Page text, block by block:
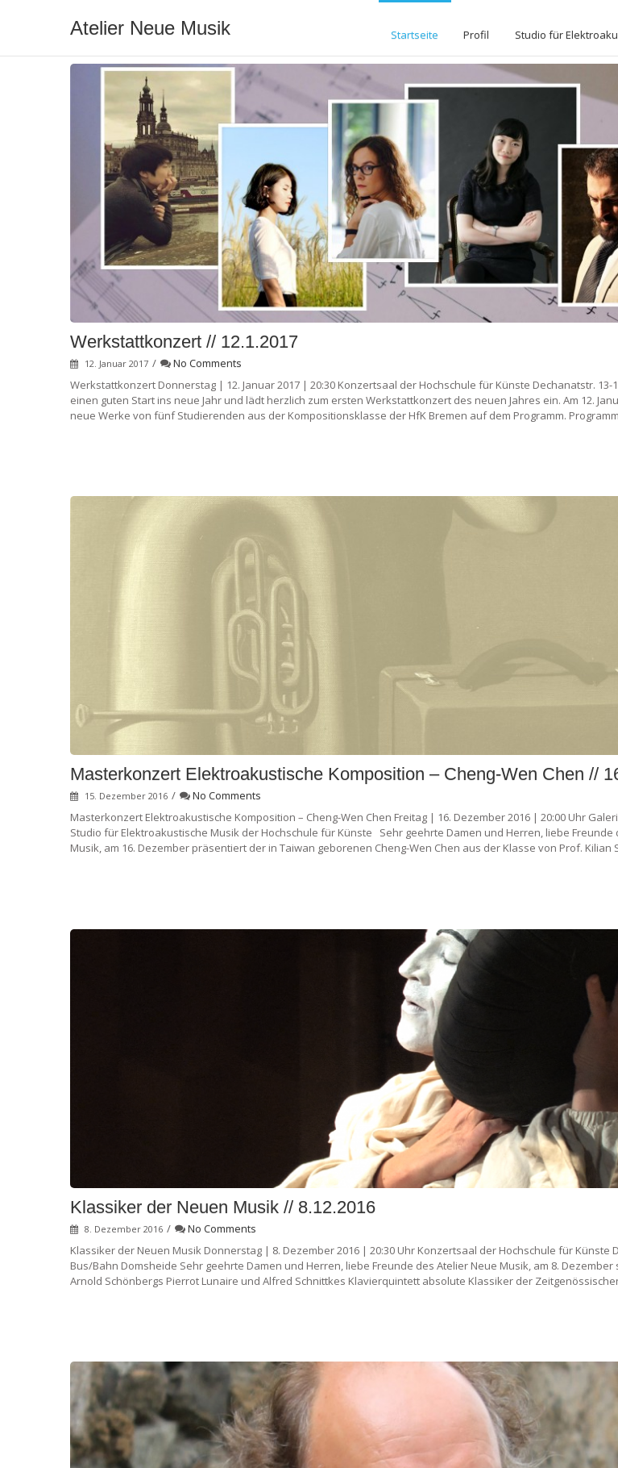
Atelier Neue Musik Startseite Profil Studio für
Werkstattkonzert // 12.1.2017
12. Januar 2017 /
No Comments
Werkstattkonzert Donnerstag | 12. Januar 2017 | 20:30 Konzertsaal der Hochschule für Künste Dechanatstr. 13-
einen guten Start ins neue Jahr und lädt herzlich zum ersten Werkstattkonzert des neuen Jahres ein. Am 12.
neue Werke von fünf Studierenden aus der Kompositionsklasse der HfK Bremen auf dem Programm.
Masterkonzert Elektroakustische Komposition – Cheng-Wen Chen //
15. Dezember 2016 /
No Comments
Masterkonzert Elektroakustische Komposition – Cheng-Wen Chen Freitag | 16. Dezember 2016 | 20:00 Uhr
Studio für Elektroakustische Musik der Hochschule für Künste Sehr geehrte Damen und Herren, liebe Freunde
Musik, am 16. Dezember präsentiert der in Taiwan geborenen Cheng-Wen Chen aus der Klasse von Prof. Kilian
Klassiker der Neuen Musik // 8.12.2016
8. Dezember 2016 /
No Comments
Klassiker der Neuen Musik Donnerstag | 8. Dezember 2016 | 20:30 Uhr Konzertsaal der Hochschule für Künste
Bus/Bahn Domsheide Sehr geehrte Damen und Herren, liebe Freunde des Atelier Neue Musik, am 8.
Arnold Schönbergs Pierrot Lunaire und Alfred Schnittkes Klavierquintett absolute Klassiker der